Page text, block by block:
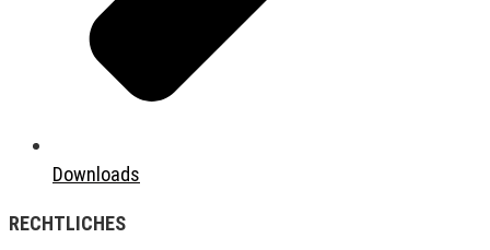
Downloads
RECHTLICHES